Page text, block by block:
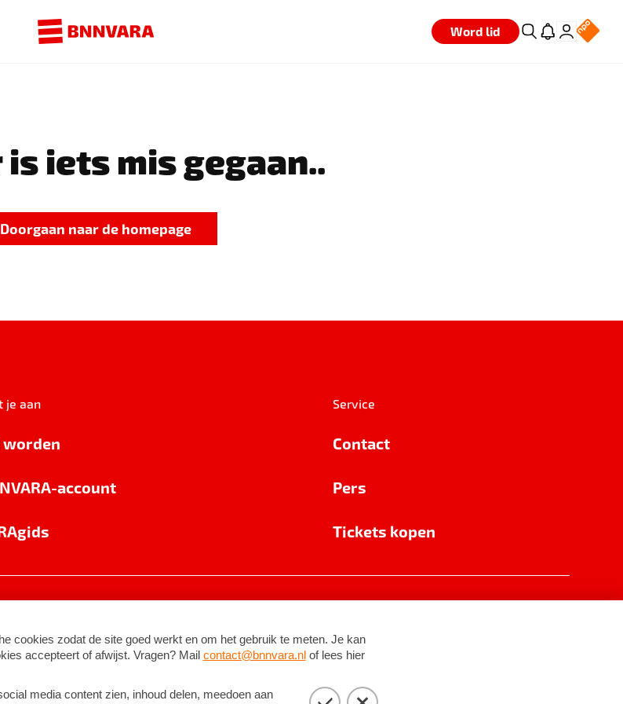
Word lid
is iets mis gegaan..
Doorgaan naar de homepage
je aan
worden
account
Service
Contact
Pers
Tickets kopen
©2026BNNVARA